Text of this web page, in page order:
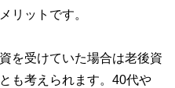
リットです。
を受けていた場合は老後資
も考えられます。40代や